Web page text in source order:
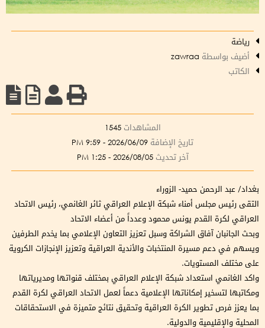
رياضة
أضيف بواسطة
الكاتب
المشاهدات 1545
تاريخ الإضافة 2026/06/09 - 9:59 PM
آخر تحديث 2026/08/05 - 1:25 PM
بغداد/ عبد الرحمن حميد- الزوراء
التقى رئيس مجلس أمناء شبكة الإعلام العراقي ثائر الغانمي، رئيس الاتحاد
العراقي لكرة القدم يونس محمود وعدداً من أعضاء الاتحاد
وبحث الجانبان آفاق الشراكة وسبل تعزيز التعاون الإعلامي بما يخدم الطرفين
ويسهم في دعم مسيرة المنتخبات والأندية العراقية وتعزيز الإنجازات الكروية
على مختلف المستويات.
واكد الغانمي استعداد شبكة الإعلام العراقي بمختلف قنواتها ومديرياتها
ومكاتبها لتسخير إمكاناتها الإعلامية دعماً لعمل الاتحاد العراقي لكرة القدم
بما يعزز فرص تطوير الكرة العراقية وتحقيق نتائج متميزة في الاستحقاقات
المحلية والإقليمية والدولية.